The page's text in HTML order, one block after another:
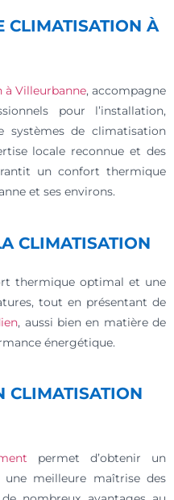
CLIMATISATION À
Villeurbanne, accompagne
pour l’installation,
systèmes de climatisation
locale reconnue et des
un confort thermique
et ses environs.
CLIMATISATION
thermique optimal et une
tout en présentant de
, aussi bien en matière de
énergétique.
CLIMATISATION
permet d’obtenir un
meilleure maîtrise des